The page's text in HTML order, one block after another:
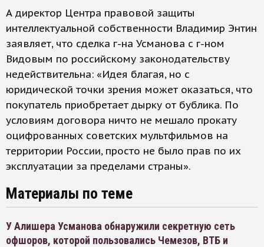
А директор Центра правовой защиты
интеллектуальной собственности Владимир Энтин
заявляет, что сделка г-на Усманова с г-ном
Видовым по российскому законодательству
недействительна: «Идея благая, но с
юридической точки зрения может оказаться, что
покупатель приобретает дырку от бублика. По
условиям договора ничто не мешало прокату
оцифрованных советских мультфильмов на
территории России, просто не было прав по их
эксплуатации за пределами страны».
Материалы по теме
У Алишера Усманова обнаружили секретную сеть
офшоров, которой пользовались Чемезов, ВТБ и